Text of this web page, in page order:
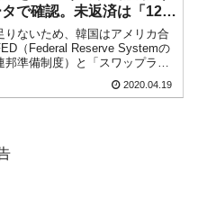
理だってば。
レバレッジETFの清算はほ
-ブランドを通報しようキャ
で確認。未返済は「123
りないため、韓国はアメリカ合
（Federal Reserve Systemの
邦準備制度）と「スワップライ
「通貨スワップ」時に「通貨ス
2020.04.19